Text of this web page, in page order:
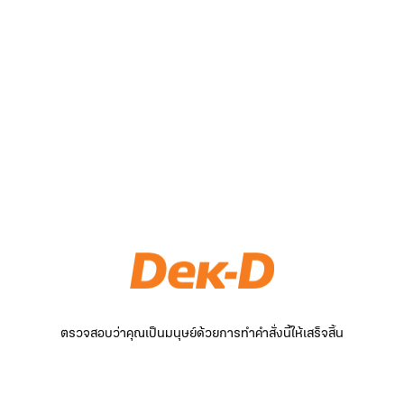
ตรวจสอบว่าคุณเป็นมนุษย์ด้วยการทำคำสั่งนี้ให้เสร็จสิ้น